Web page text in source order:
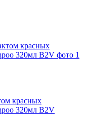
красных
320мл B2V